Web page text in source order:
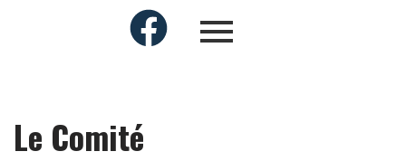
Le Comité